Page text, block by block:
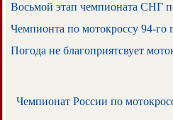
Восьмой этап чемпионата СНГ
Чемпионта по мотокроссу 94-
Погода не благоприятсвует
Чемпионат России по